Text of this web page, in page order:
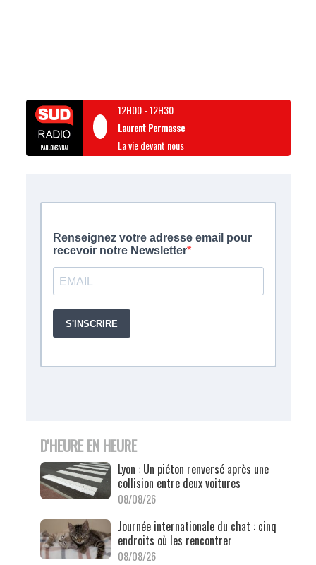
12H00-12H30
Laurent Permasse
La vie devant nous
D'HEURE EN HEURE
Lyon : Un piéton renversé après une
collision entre deux voitures
08/08/26
Journée internationale du chat : cinq
endroits où les rencontrer
08/08/26